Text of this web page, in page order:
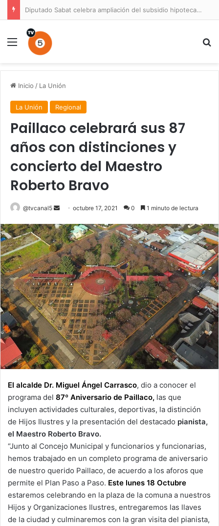
Diputado Sabat celebra ampliación del subsidio hipotecario con viviendas de hasta 6.000 UF
Menú
Inicio / La Unión
La Unión Regional
Paillaco celebrará sus 87
años con distinciones y
concierto del Maestro
Roberto Bravo
@tvcanal5
Send
email
octubre 17, 2021 0 1 minuto de lectura
El alcalde Dr. Miguel Ángel Carrasco, dio a conocer el
programa del 87º Aniversario de Paillaco, las que
incluyen actividades culturales, deportivas, la distinción
de Hijos Ilustres y la presentación del destacado pianista,
el Maestro Roberto Bravo.
“Junto al Concejo Municipal y funcionarios y funcionarias,
hemos trabajado en un completo programa de aniversario
de nuestro querido Paillaco, de acuerdo a los aforos que
permite el Plan Paso a Paso. Este lunes 18 Octubre
estaremos celebrando en la plaza de la comuna a nuestros
Hijos y Organizaciones Ilustres, entregaremos las llaves
de la ciudad y culminaremos con la gran visita del pianista,